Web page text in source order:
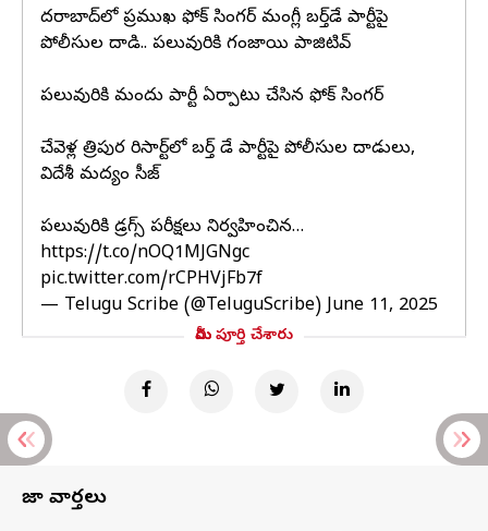
హైదరాబాద్‌లో ప్రముఖ ఫోక్ సింగర్‌ మంగ్లీ బర్త్‌డే పార్టీపై
పోలీసుల దాడి.. పలువురికి గంజాయి పాజిటివ్‌
పలువురికి మందు పార్టీ ఏర్పాటు చేసిన ఫోక్ సింగర్
చేవెళ్ల త్రిపుర రిసార్ట్‌లో బర్త్‌ డే పార్టీ‌పై పోలీసుల దాడులు,
విదేశీ మద్యం సీజ్
పలువురికి డ్రగ్స్‌ పరీక్షలు నిర్వహించిన…
https://t.co/nOQ1MJGNgc
pic.twitter.com/rCPHVjFb7f
— Telugu Scribe (@TeluguScribe)June 11, 2025
మీరు పూర్తి చేశారు
తాజా వార్తలు